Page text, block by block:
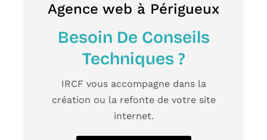
Agence web à Périgueux
Besoin De Conseils
Techniques ?
IRCF vous accompagne dans la
création ou larefonte de votre site
internet.